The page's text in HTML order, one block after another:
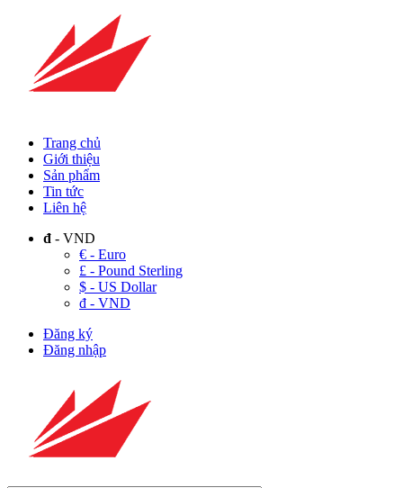
Trang chủ
Giới thiệu
Sản phẩm
Tin tức
Liên hệ
đ - VND
€ - Euro
£ - Pound Sterling
$ - US Dollar
đ - VND
Đăng ký
Đăng nhập